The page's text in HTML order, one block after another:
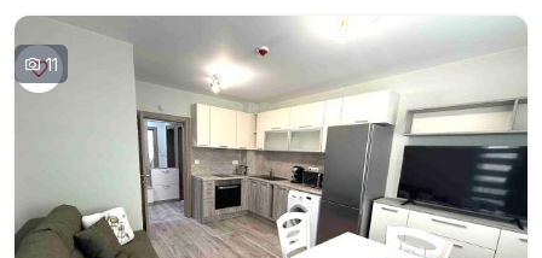
11